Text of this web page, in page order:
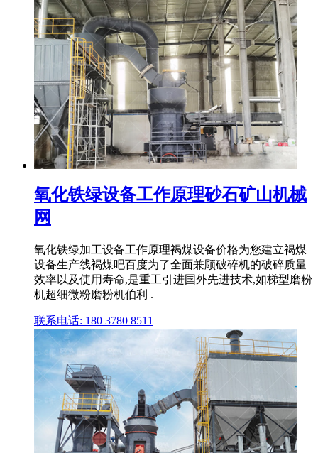
氧化铁绿设备工作原理砂石矿山机械
网
氧化铁绿加工设备工作原理褐煤设备价格为您建立褐煤
设备生产线褐煤吧百度为了全面兼顾破碎机的破碎质量
效率以及使用寿命,是重工引进国外先进技术,如梯型磨粉
机超细微粉磨粉机伯利 .
联系电话: 180 3780 8511